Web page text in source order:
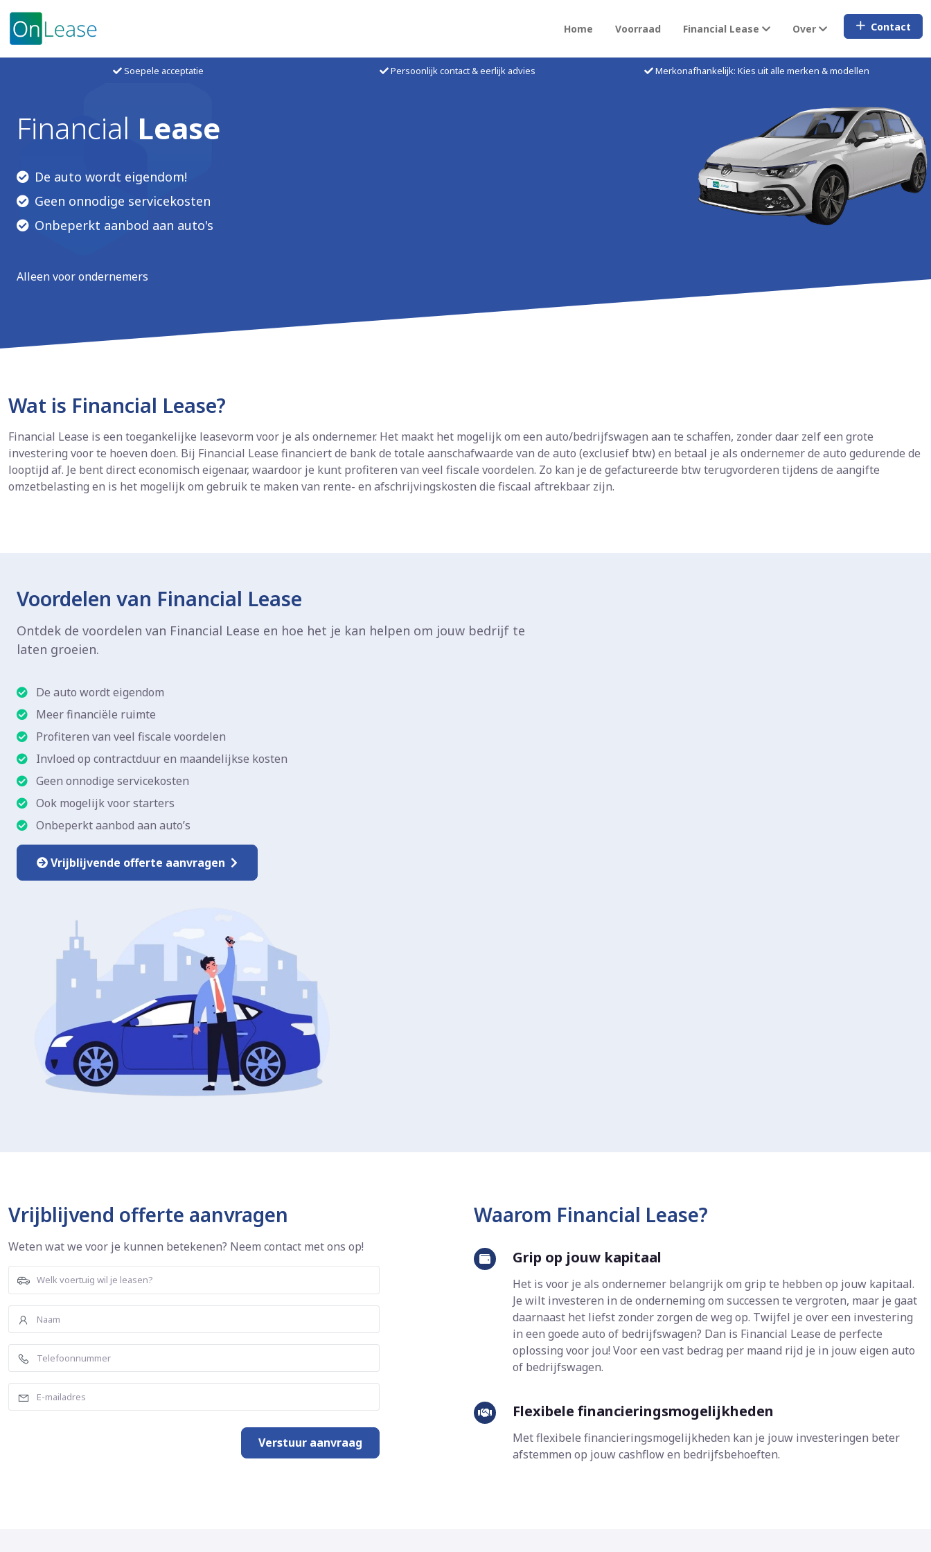
Home Voorraad Financial Lease Over Contact
Soepele acceptatie Persoonlijk contact & eerlijk advies Merkonafhankelijk: Kies uit alle merken & modellen
Financial Lease
De auto wordt eigendom!
Geen onnodige servicekosten
Onbeperkt aanbod aan auto's
Alleen voor ondernemers
Wat is Financial Lease?
Financial Lease is een toegankelijke leasevorm voor je als ondernemer. Het maakt het mogelijk om een auto/bedrijfswagen aan te schaffen, zonder daar zelf een grote
investering voor te hoeven doen. Bij Financial Lease financiert de bank de totale aanschafwaarde van de auto (exclusief btw) en betaal je als ondernemer de auto gedurende de
looptijd af. Je bent direct economisch eigenaar, waardoor je kunt profiteren van veel fiscale voordelen. Zo kan je de gefactureerde btw terugvorderen tijdens de aangifte
omzetbelasting en is het mogelijk om gebruik te maken van rente- en afschrijvingskosten die fiscaal aftrekbaar zijn.
Voordelen van Financial Lease
Ontdek de voordelen van Financial Lease en hoe het je kan helpen om jouw bedrijf te
laten groeien.
De auto wordt eigendom
Meer financiële ruimte
Profiteren van veel fiscale voordelen
Invloed op contractduur en maandelijkse kosten
Geen onnodige servicekosten
Ook mogelijk voor starters
Onbeperkt aanbod aan auto’s
Vrijblijvende offerte aanvragen
Vrijblijvend offerte aanvragen
Weten wat we voor je kunnen betekenen? Neem contact met ons op!
Verstuur aanvraag
Waarom Financial Lease?
Grip op jouw kapitaal
Het is voor je als ondernemer belangrijk om grip te hebben op jouw kapitaal.
Je wilt investeren in de onderneming om successen te vergroten, maar je gaat
daarnaast het liefst zonder zorgen de weg op. Twijfel je over een investering
in een goede auto of bedrijfswagen? Dan is Financial Lease de perfecte
oplossing voor jou! Voor een vast bedrag per maand rijd je in jouw eigen auto
of bedrijfswagen.
Flexibele financieringsmogelijkheden
Met flexibele financieringsmogelijkheden kan je jouw investeringen beter
afstemmen op jouw cashflow en bedrijfsbehoeften.